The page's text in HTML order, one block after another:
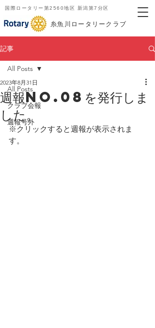
​糸魚川ロータリークラブ
国際ロータリー第2560地区 新潟第7分区
記事
All Posts
クラブ会報
週報号外
All Posts
週報No.08を発行しま
した。
2023年8月31日
※クリックすると週報が表示されま
す。